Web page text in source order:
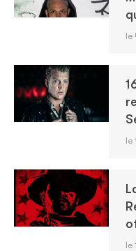
le
le
le